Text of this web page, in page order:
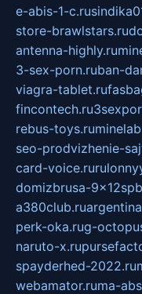
e-abis-1-c.ru
store-brawlstars.ru
antenna-highly.ru
3-sex-porn.ruban-
viagra-tablet.ru
fincontech.ru
rebus-toys.ru
seo-prodvizhenie-
card-voice.ru
domizbrusa-
a380club.ru
perk-oka.rug-
naruto-x.ru
spayderhed-2022.ru
webamator.ruma-